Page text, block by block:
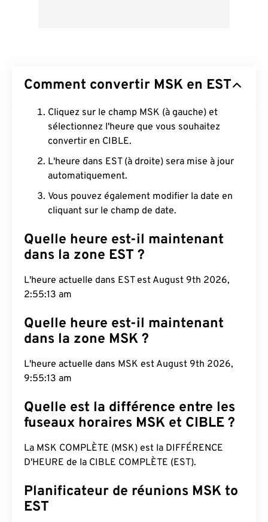
Comment convertir MSK en EST
Cliquez sur le champ MSK (à gauche) et
sélectionnez l'heure que vous souhaitez
convertir en CIBLE.
L'heure dans EST (à droite) sera mise à jour
automatiquement.
Vous pouvez également modifier la date en
cliquant sur le champ de date.
Quelle heure est-il maintenant
dans la zone EST ?
L'heure actuelle dans EST est August 9th 2026,
2:55:14 am
Quelle heure est-il maintenant
dans la zone MSK ?
L'heure actuelle dans MSK est August 9th 2026,
9:55:14 am
Quelle est la différence entre les
fuseaux horaires MSK et CIBLE ?
La MSK COMPLÈTE (MSK) est la DIFFÉRENCE
D'HEURE de la CIBLE COMPLÈTE (EST).
Planificateur de réunions MSK to
EST